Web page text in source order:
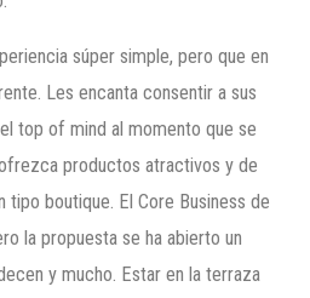
súper simple, pero que en
Les encanta consentir a sus
top of mind al momento que se
productos atractivos y de
tipo boutique. El Core Business de
la propuesta se ha abierto un
y mucho. Estar en la terraza